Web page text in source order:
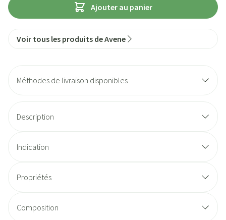
Ajouter au panier
Voir tous les produits de Avene
Méthodes de livraison disponibles
Description
Indication
Propriétés
Composition